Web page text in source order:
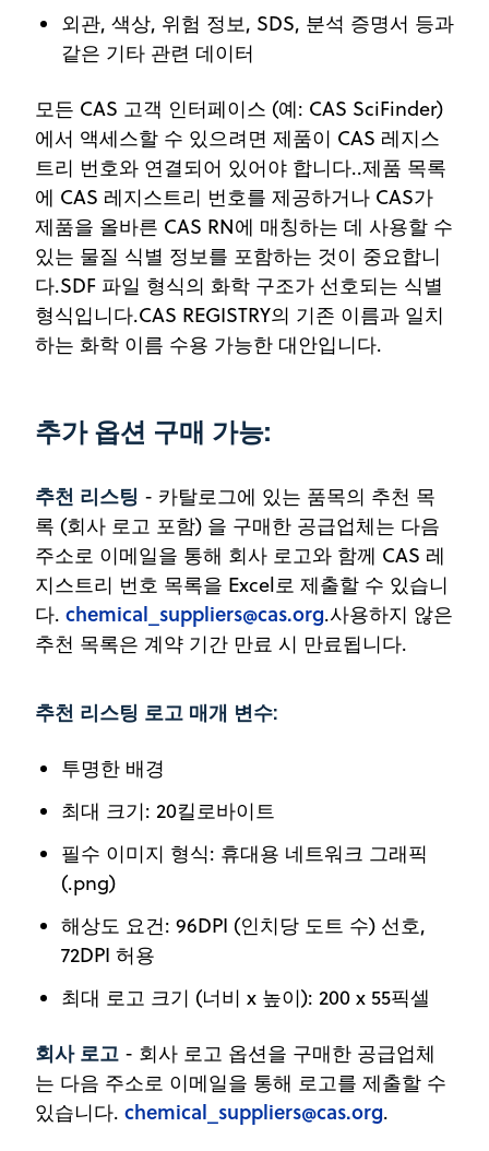
외관, 색상, 위험 정보, SDS, 분석 증명서 등과
같은 기타 관련 데이터
모든 CAS 고객 인터페이스 (예: CAS SciFinder)
에서 액세스할 수 있으려면 제품이 CAS 레지스
트리 번호와 연결되어 있어야 합니다..제품 목록
에 CAS 레지스트리 번호를 제공하거나 CAS가
제품을 올바른 CAS RN에 매칭하는 데 사용할 수
있는 물질 식별 정보를 포함하는 것이 중요합니
다.SDF 파일 형식의 화학 구조가 선호되는 식별
형식입니다.CAS REGISTRY의 기존 이름과 일치
하는 화학 이름 수용 가능한 대안입니다.
추가 옵션 구매 가능:
추천 리스팅 - 카탈로그에 있는 품목의 추천 목
록 (회사 로고 포함) 을 구매한 공급업체는 다음
주소로 이메일을 통해 회사 로고와 함께 CAS 레
지스트리 번호 목록을 Excel로 제출할 수 있습니
다. chemical_suppliers@cas.org.사용하지 않은
추천 목록은 계약 기간 만료 시 만료됩니다.
추천 리스팅 로고 매개 변수:
투명한 배경
최대 크기: 20킬로바이트
필수 이미지 형식: 휴대용 네트워크 그래픽
(.png)
해상도 요건: 96DPI (인치당 도트 수) 선호,
72DPI 허용
최대 로고 크기 (너비 x 높이): 200 x 55픽셀
회사 로고 - 회사 로고 옵션을 구매한 공급업체
는 다음 주소로 이메일을 통해 로고를 제출할 수
있습니다. chemical_suppliers@cas.org.